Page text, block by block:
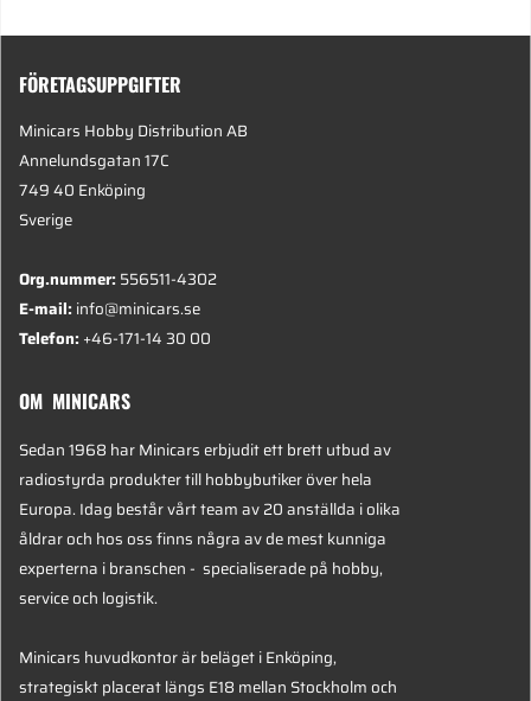
FÖRETAGSUPPGIFTER
Minicars Hobby Distribution AB
Annelundsgatan 17C
749 40 Enköping
Sverige
Org.nummer:556511-4302
E-mail:info@minicars.se
Telefon:+46-171-14 30 00
OM MINICARS
Sedan 1968 har Minicars erbjudit ett brett utbud av
radiostyrda produkter till hobbybutiker över hela
Europa. Idag består vårt team av 20 anställda i olika
åldrar och hos oss finns några av de mest kunniga
experterna i branschen - specialiserade på hobby,
service och logistik.
Minicars huvudkontor är beläget i Enköping,
strategiskt placerat längs E18 mellan Stockholm och